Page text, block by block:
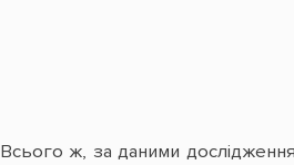
Всього ж, за даними